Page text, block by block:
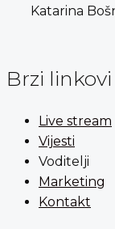
Katarina
Brzi linkovi
Live stream
Vijesti
Voditelji
Marketing
Kontakt